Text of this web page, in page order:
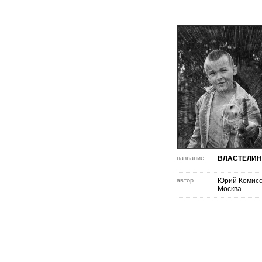
название
автор
Юрий
Москва